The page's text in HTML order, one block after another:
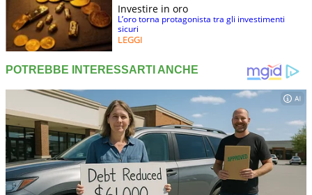
Investire in oro
L’oro torna protagonista tra gli investimenti
sicuri
LEGGI